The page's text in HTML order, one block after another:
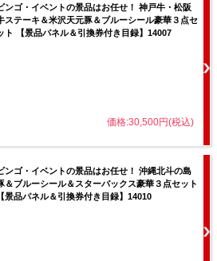
ンゴ・イベントの景品はお任せ！ 神戸牛・松阪
ステーキ＆米沢天元豚＆ブルーシール豪華３点セ
ト 【景品パネル＆引換券付き目録】14007
価格:30,500円(税込)
ンゴ・イベントの景品はお任せ！ 沖縄北斗の島
＆ブルーシール＆スターバックス豪華３点セット
【景品パネル＆引換券付き目録】14010